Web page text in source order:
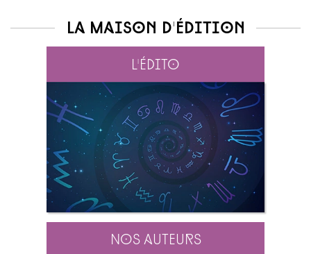
La maison d'édition
L'édito
Nos auteurs